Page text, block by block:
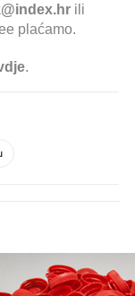
ili
plaćamo.
.